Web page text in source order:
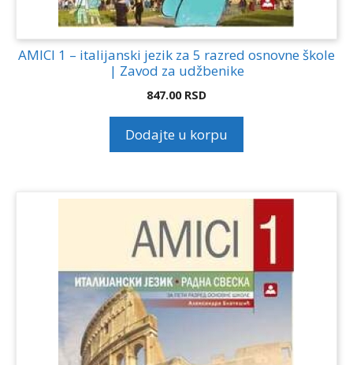
AMICI 1 – italijanski jezik za 5 razred osnovne škole
| Zavod za udžbenike
847.00 RSD
Dodajte u korpu